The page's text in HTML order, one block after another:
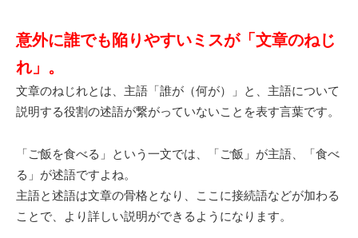
意外に誰でも陥りやすいミスが「文章のねじ
れ」。
文章のねじれとは、主語「誰が（何が）」と、主語について
説明する役割の述語が繋がっていないことを表す言葉です。
「ご飯を食べる」という一文では、「ご飯」が主語、「食べ
る」が述語ですよね。
主語と述語は文章の骨格となり、ここに接続語などが加わる
ことで、より詳しい説明ができるようになります。